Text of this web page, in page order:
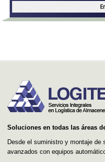
Soluciones en todas las áreas
Desde el suministro y montaje
avanzados con equipos